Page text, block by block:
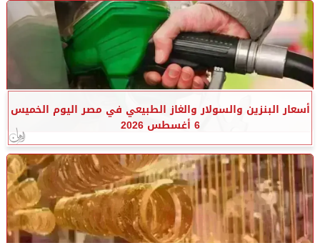
أسعار البنزين والسولار والغاز الطبيعي في مصر اليوم الخميس
6 أغسطس 2026